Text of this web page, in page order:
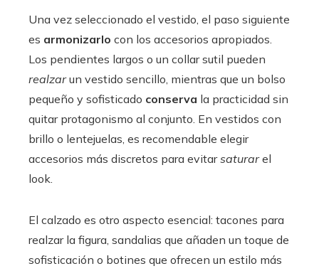
Una vez seleccionado el vestido, el paso siguiente
es armonizarlo con los accesorios apropiados.
Los pendientes largos o un collar sutil pueden
realzarun vestido sencillo, mientras que un bolso
pequeño y sofisticado conserva la practicidad sin
quitar protagonismo al conjunto. En vestidos con
brillo o lentejuelas, es recomendable elegir
accesorios más discretos para evitarsaturarel
look.
El calzado es otro aspecto esencial: tacones para
realzar la figura, sandalias que añaden un toque de
sofisticación o botines que ofrecen un estilo más